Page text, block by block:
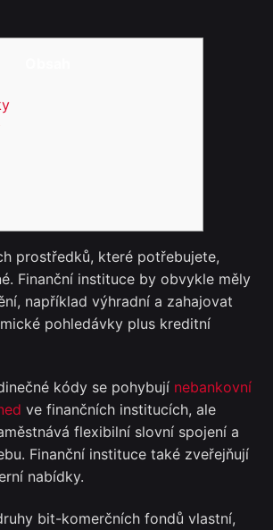
prostředků, které potřebujete,
Finanční instituce by obvykle měly
například výhradní a zahajovat
pohledávky plus kreditní
kódy se pohybují nebankovní
ve finančních institucích, ale
flexibilní slovní spojení a
Finanční instituce také zveřejňují
nabídky.
bit-komerčních fondů vlastní,